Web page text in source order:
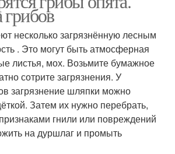
Белый гриб
Польский гриб
Грибы с луком
несколько загрязнённую лесным
. Это могут быть атмосферная
листья, мох. Возьмите бумажное
сотрите загрязнения. У
загрязнение шляпки можно
Затем их нужно перебрать,
гнили или повреждений
на дуршлаг и промыть